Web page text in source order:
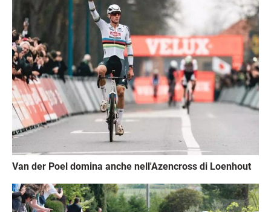
Van der Poel domina anche nell'Azencross di Loenhout
Immagine